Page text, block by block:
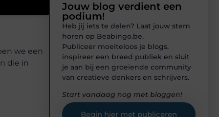
we een
die in
Jouw blog verdient een
podium!
Heb jij iets te delen? Laat jouw stem
horen op Beabingo.be.
Publiceer moeiteloos je blogs,
inspireer een breed publiek en sluit
je aan bij een groeiende community
van creatieve denkers en schrijvers.
Start vandaag nog met bloggen!
Begin hier met publiceren